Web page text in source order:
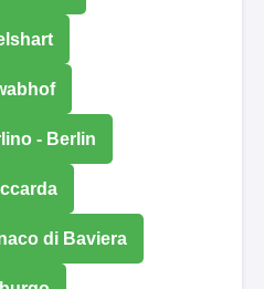
- Berlin
di Baviera